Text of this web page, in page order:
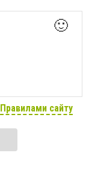
🙂
Правилами сайту